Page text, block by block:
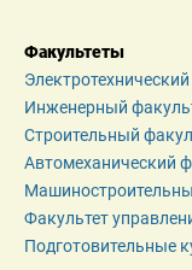
Факультеты
Инженерный
Строительный
Автомеханический
Факультет
Подготовительные